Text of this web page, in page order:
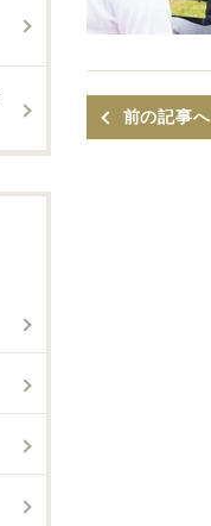
前の記事へ